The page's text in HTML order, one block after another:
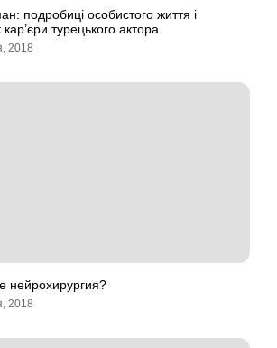
подробиці особистого життя і
кар’єри турецького актора
2018
нейрохирургия?
2018